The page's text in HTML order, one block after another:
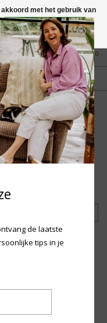
1503
0
FYSIEKE WINKEL
in Mantgum (frl)
Leather
met het gebruik van
Dit bericht verbergen
»
de laatste
tips in je